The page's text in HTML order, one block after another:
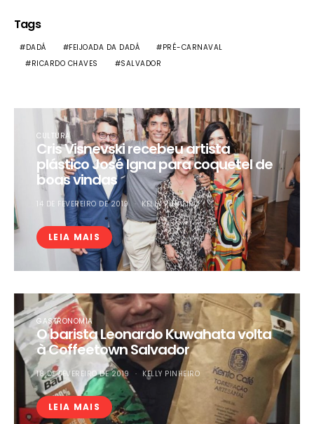
Tags
DADÁ FEIJOADA DA DADÁ
PRÉ-CARNAVAL
RICARDO CHAVES
SALVADOR
CULTURA
Cris Visnevski recebeu artista
plástico José Igna para coquetel de
boas vindas
14 DE FEVEREIRO DE 2019 KELLY PINHEIRO
LEIA MAIS
GASTRONOMIA
O barista Leonardo Kuwahata volta
à Coffeetown Salvador
18 DE FEVEREIRO DE 2019 KELLY PINHEIRO
LEIA MAIS